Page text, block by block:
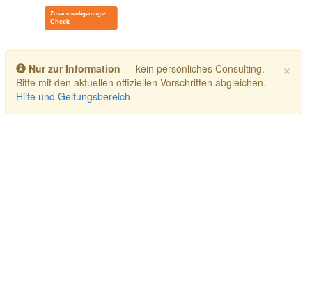
Toggle navigation
×
Nur zur Information — kein persönliches Consulting.
Bitte mit den aktuellen offiziellen Vorschriften abgleichen.
Hilfe und Geltungsbereich